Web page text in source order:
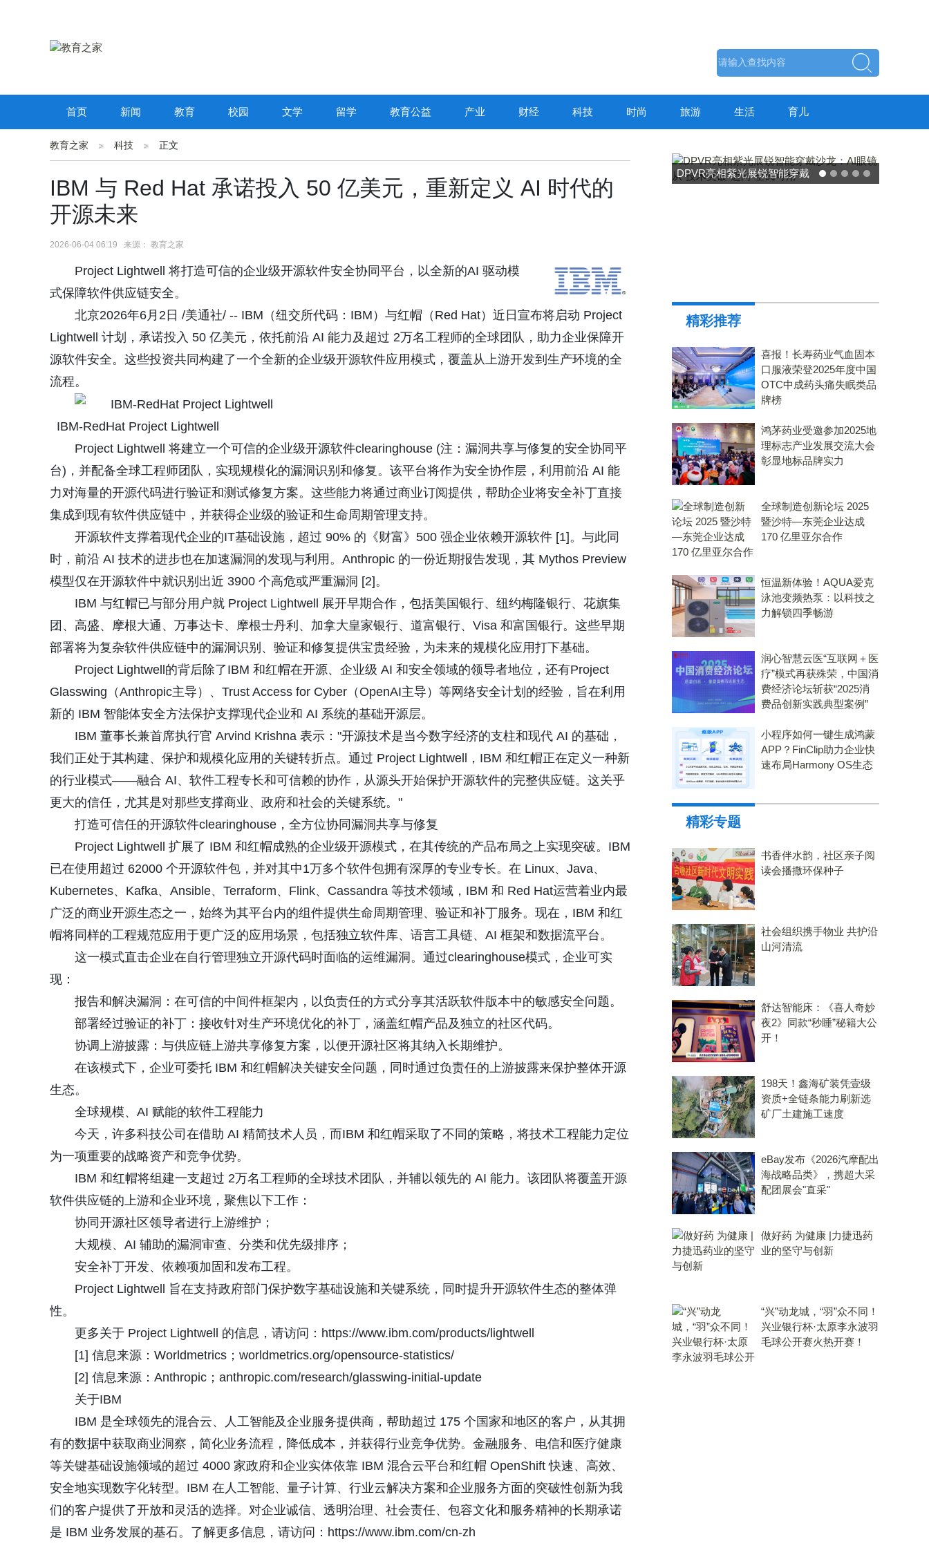
首页 新闻 教育 校园 文学 留学 教育公益 产业 财经 科技 时尚 旅游 生活 育儿
教育之家 科技 正文
IBM 与 Red Hat 承诺投入 50 亿美元，重新定义 AI 时代的
开源未来
2026-06-04 06:19 来源： 教育之家
Project Lightwell 将打造可信的企业级开源软件安全协同平台，以全新的AI 驱动模
式保障软件供应链安全。
北京2026年6月2日 /美通社/ -- IBM（纽交所代码：IBM）与红帽（Red Hat）近日宣布将启动 Project
Lightwell 计划，承诺投入 50 亿美元，依托前沿 AI 能力及超过 2万名工程师的全球团队，助力企业保障开
源软件安全。这些投资共同构建了一个全新的企业级开源软件应用模式，覆盖从上游开发到生产环境的全
流程。
IBM-RedHat Project Lightwell
Project Lightwell 将建立一个可信的企业级开源软件clearinghouse (注：漏洞共享与修复的安全协同平
台)，并配备全球工程师团队，实现规模化的漏洞识别和修复。该平台将作为安全协作层，利用前沿 AI 能
力对海量的开源代码进行验证和测试修复方案。这些能力将通过商业订阅提供，帮助企业将安全补丁直接
集成到现有软件供应链中，并获得企业级的验证和生命周期管理支持。
开源软件支撑着现代企业的IT基础设施，超过 90% 的《财富》500 强企业依赖开源软件 [1]。与此同
时，前沿 AI 技术的进步也在加速漏洞的发现与利用。Anthropic 的一份近期报告发现，其 Mythos Preview
模型仅在开源软件中就识别出近 3900 个高危或严重漏洞 [2]。
IBM 与红帽已与部分用户就 Project Lightwell 展开早期合作，包括美国银行、纽约梅隆银行、花旗集
团、高盛、摩根大通、万事达卡、摩根士丹利、加拿大皇家银行、道富银行、Visa 和富国银行。这些早期
部署将为复杂软件供应链中的漏洞识别、验证和修复提供宝贵经验，为未来的规模化应用打下基础。
Project Lightwell的背后除了IBM 和红帽在开源、企业级 AI 和安全领域的领导者地位，还有Project
Glasswing（Anthropic主导）、Trust Access for Cyber（OpenAI主导）等网络安全计划的经验，旨在利用
新的 IBM 智能体安全方法保护支撑现代企业和 AI 系统的基础开源层。
IBM 董事长兼首席执行官 Arvind Krishna 表示："开源技术是当今数字经济的支柱和现代 AI 的基础，
我们正处于其构建、保护和规模化应用的关键转折点。通过 Project Lightwell，IBM 和红帽正在定义一种新
的行业模式——融合 AI、软件工程专长和可信赖的协作，从源头开始保护开源软件的完整供应链。这关乎
更大的信任，尤其是对那些支撑商业、政府和社会的关键系统。"
打造可信任的开源软件clearinghouse，全方位协同漏洞共享与修复
Project Lightwell 扩展了 IBM 和红帽成熟的企业级开源模式，在其传统的产品布局之上实现突破。IBM
已在使用超过 62000 个开源软件包，并对其中1万多个软件包拥有深厚的专业专长。在 Linux、Java、
Kubernetes、Kafka、Ansible、Terraform、Flink、Cassandra 等技术领域，IBM 和 Red Hat运营着业内最
广泛的商业开源生态之一，始终为其平台内的组件提供生命周期管理、验证和补丁服务。现在，IBM 和红
帽将同样的工程规范应用于更广泛的应用场景，包括独立软件库、语言工具链、AI 框架和数据流平台。
这一模式直击企业在自行管理独立开源代码时面临的运维漏洞。通过clearinghouse模式，企业可实
现：
报告和解决漏洞：在可信的中间件框架内，以负责任的方式分享其活跃软件版本中的敏感安全问题。
部署经过验证的补丁：接收针对生产环境优化的补丁，涵盖红帽产品及独立的社区代码。
协调上游披露：与供应链上游共享修复方案，以便开源社区将其纳入长期维护。
在该模式下，企业可委托 IBM 和红帽解决关键安全问题，同时通过负责任的上游披露来保护整体开源
生态。
全球规模、AI 赋能的软件工程能力
今天，许多科技公司在借助 AI 精简技术人员，而IBM 和红帽采取了不同的策略，将技术工程能力定位
为一项重要的战略资产和竞争优势。
IBM 和红帽将组建一支超过 2万名工程师的全球技术团队，并辅以领先的 AI 能力。该团队将覆盖开源
软件供应链的上游和企业环境，聚焦以下工作：
协同开源社区领导者进行上游维护；
大规模、AI 辅助的漏洞审查、分类和优先级排序；
安全补丁开发、依赖项加固和发布工程。
Project Lightwell 旨在支持政府部门保护数字基础设施和关键系统，同时提升开源软件生态的整体弹
性。
更多关于 Project Lightwell 的信息，请访问：https://www.ibm.com/products/lightwell
[1] 信息来源：Worldmetrics；worldmetrics.org/opensource-statistics/
[2] 信息来源：Anthropic；anthropic.com/research/glasswing-initial-update
关于IBM
IBM 是全球领先的混合云、人工智能及企业服务提供商，帮助超过 175 个国家和地区的客户，从其拥
有的数据中获取商业洞察，简化业务流程，降低成本，并获得行业竞争优势。金融服务、电信和医疗健康
等关键基础设施领域的超过 4000 家政府和企业实体依靠 IBM 混合云平台和红帽 OpenShift 快速、高效、
安全地实现数字化转型。IBM 在人工智能、量子计算、行业云解决方案和企业服务方面的突破性创新为我
们的客户提供了开放和灵活的选择。对企业诚信、透明治理、社会责任、包容文化和服务精神的长期承诺
是 IBM 业务发展的基石。了解更多信息，请访问：https://www.ibm.com/cn-zh
DPVR亮相紫光展锐智能穿戴
精彩推荐
喜报！长寿药业气血固本
口服液荣登2025年度中国
OTC中成药头痛失眠类品
牌榜
鸿茅药业受邀参加2025地
理标志产业发展交流大会
彰显地标品牌实力
全球制造创新论坛 2025
暨沙特—东莞企业达成
170 亿里亚尔合作
恒温新体验！AQUA爱克
泳池变频热泵：以科技之
力解锁四季畅游
润心智慧云医“互联网＋医
疗”模式再获殊荣，中国消
费经济论坛斩获“2025消
费品创新实践典型案例”
小程序如何一键生成鸿蒙
APP？FinClip助力企业快
速布局Harmony OS生态
精彩专题
书香伴水韵，社区亲子阅
读会播撒环保种子
社会组织携手物业 共护沿
山河清流
舒达智能床：《喜人奇妙
夜2》同款“秒睡”秘籍大公
开！
198天！鑫海矿装凭壹级
资质+全链条能力刷新选
矿厂土建施工速度
eBay发布《2026汽摩配出
海战略品类》，携超大采
配团展会"直采"
做好药 为健康 |力捷迅药
业的坚守与创新
“兴”动龙城，“羽”众不同！
兴业银行杯·太原李永波羽
毛球公开赛火热开赛！